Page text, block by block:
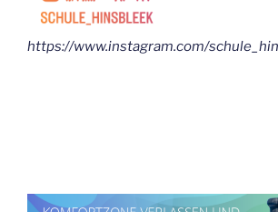
https://www.instagram.com/